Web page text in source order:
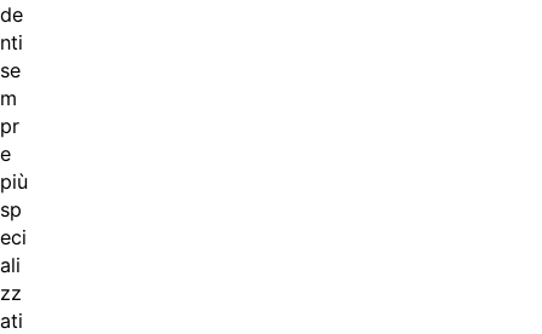
de
nti
se
m
pr
e
più
sp
eci
ali
zz
ati